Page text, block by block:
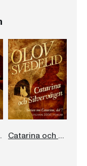
Catarina och Silvervägen